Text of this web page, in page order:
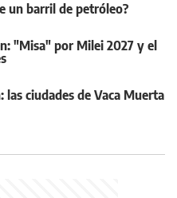
un barril de petróleo?
"Misa" por Milei 2027 y el
las ciudades de Vaca Muerta